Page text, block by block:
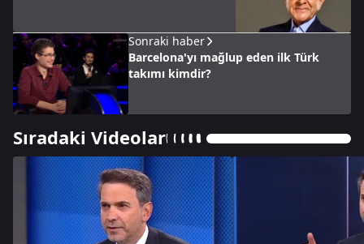
Sonraki haber
Barcelona'yı mağlup eden ilk Türk
takımı kimdir?
Sıradaki Videolar